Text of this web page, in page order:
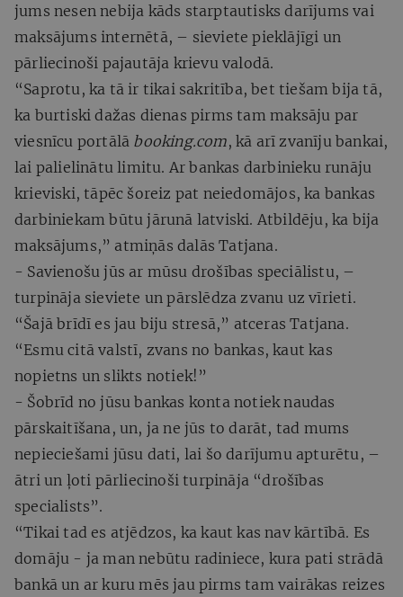
jums nesen nebija kāds starptautisks darījums vai
maksājums internētā, – sieviete pieklājīgi un
pārliecinoši pajautāja krievu valodā.
“Saprotu, ka tā ir tikai sakritība, bet tiešam bija tā,
ka burtiski dažas dienas pirms tam maksāju par
viesnīcu portālā booking.com, kā arī zvanīju bankai,
lai palielinātu limitu. Ar bankas darbinieku runāju
krieviski, tāpēc šoreiz pat neiedomājos, ka bankas
darbiniekam būtu jārunā latviski. Atbildēju, ka bija
maksājums,” atmiņās dalās Tatjana.
- Savienošu jūs ar mūsu drošības speciālistu, –
turpināja sieviete un pārslēdza zvanu uz vīrieti.
“Šajā brīdī es jau biju stresā,” atceras Tatjana.
“Esmu citā valstī, zvans no bankas, kaut kas
nopietns un slikts notiek!”
- Šobrīd no jūsu bankas konta notiek naudas
pārskaitīšana, un, ja ne jūs to darāt, tad mums
nepieciešami jūsu dati, lai šo darījumu apturētu, –
ātri un ļoti pārliecinoši turpināja “drošības
specialists”.
“Tikai tad es atjēdzos, ka kaut kas nav kārtībā. Es
domāju - ja man nebūtu radiniece, kura pati strādā
bankā un ar kuru mēs jau pirms tam vairākas reizes